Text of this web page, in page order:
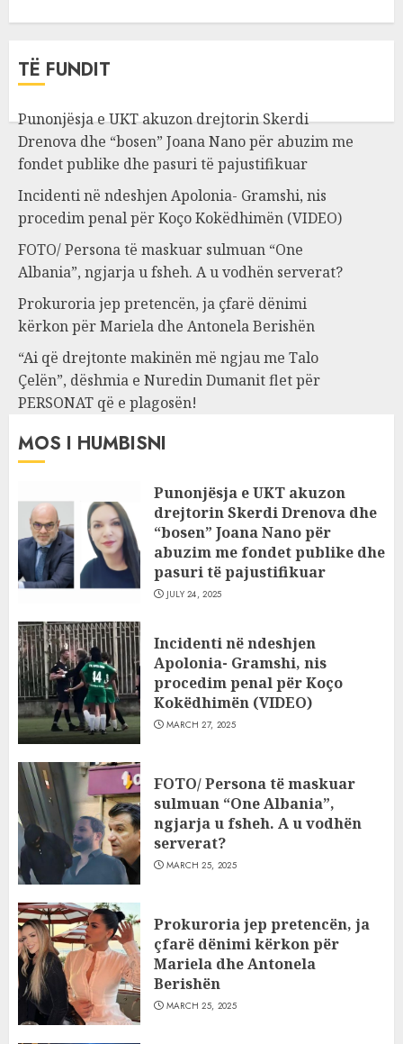
TË FUNDIT
Punonjësja e UKT akuzon drejtorin Skerdi
Drenova dhe “bosen” Joana Nano për abuzim me
fondet publike dhe pasuri të pajustifikuar
Incidenti në ndeshjen Apolonia- Gramshi, nis
procedim penal për Koço Kokëdhimën (VIDEO)
FOTO/ Persona të maskuar sulmuan “One
Albania”, ngjarja u fsheh. A u vodhën serverat?
Prokuroria jep pretencën, ja çfarë dënimi
kërkon për Mariela dhe Antonela Berishën
“Ai që drejtonte makinën më ngjau me Talo
Çelën”, dëshmia e Nuredin Dumanit flet për
PERSONAT që e plagosën!
MOS I HUMBISNI
Punonjësja e UKT akuzon
drejtorin Skerdi Drenova dhe
“bosen” Joana Nano për
abuzim me fondet publike dhe
pasuri të pajustifikuar
JULY 24, 2025
Incidenti në ndeshjen
Apolonia- Gramshi, nis
procedim penal për Koço
Kokëdhimën (VIDEO)
MARCH 27, 2025
FOTO/ Persona të maskuar
sulmuan “One Albania”,
ngjarja u fsheh. A u vodhën
serverat?
MARCH 25, 2025
Prokuroria jep pretencën, ja
çfarë dënimi kërkon për
Mariela dhe Antonela
Berishën
MARCH 25, 2025